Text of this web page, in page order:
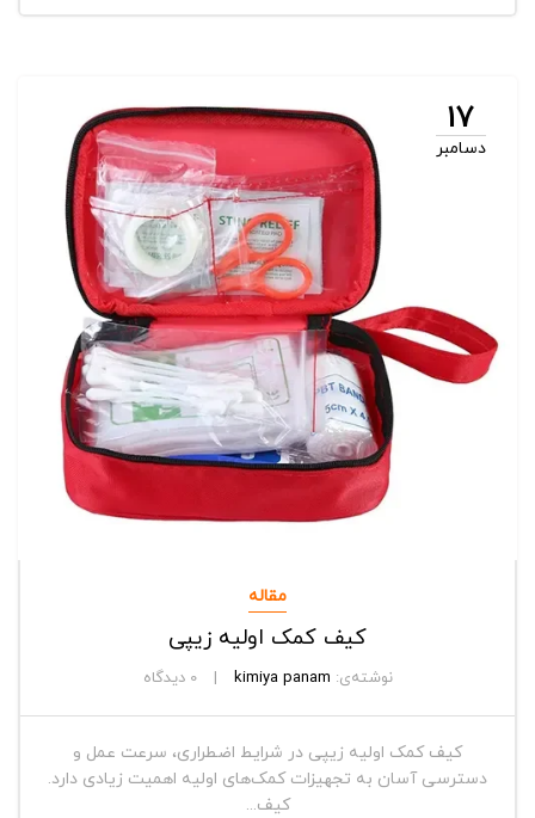
17
دسامبر
مقاله
کیف کمک اولیه زیپی
نوشته‌ی: kimiya panam دیدگاه
کیف کمک اولیه زیپی در شرایط اضطراری، سرعت عمل و
دسترسی آسان به تجهیزات کمک‌های اولیه اهمیت زیادی دارد.
کیف...